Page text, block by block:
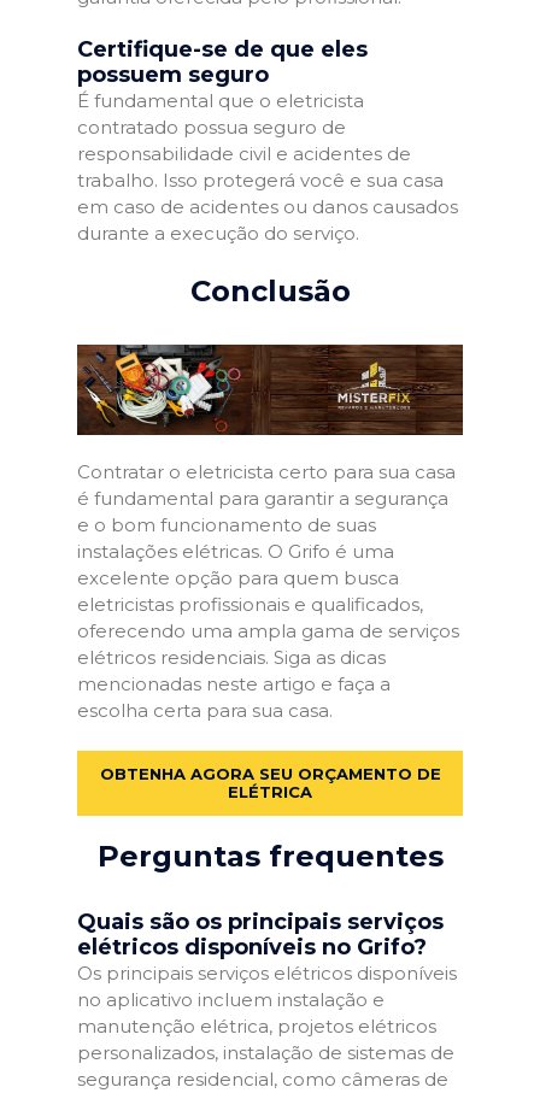
Certifique-se de que eles
possuem seguro
É fundamental que o eletricista
contratado possua seguro de
responsabilidade civil e acidentes de
trabalho. Isso protegerá você e sua casa
em caso de acidentes ou danos causados
durante a execução do serviço.
Conclusão
Contratar o eletricista certo para sua casa
é fundamental para garantir a segurança
e o bom funcionamento de suas
instalações elétricas. O Grifo é uma
excelente opção para quem busca
eletricistas profissionais e qualificados,
oferecendo uma ampla gama de serviços
elétricos residenciais. Siga as dicas
mencionadas neste artigo e faça a
escolha certa para sua casa.
OBTENHA AGORA SEU ORÇAMENTO DE
ELÉTRICA
Perguntas frequentes
Quais são os principais serviços
elétricos disponíveis no Grifo?
Os principais serviços elétricos disponíveis
no aplicativo incluem instalação e
manutenção elétrica, projetos elétricos
personalizados, instalação de sistemas de
segurança residencial, como câmeras de